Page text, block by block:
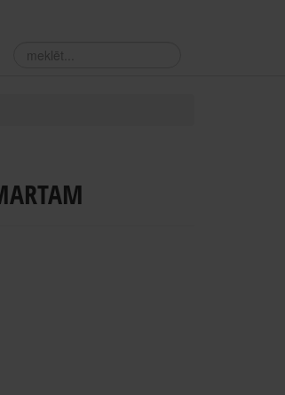
meklēt...